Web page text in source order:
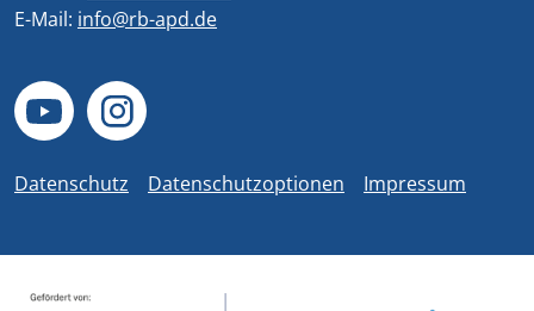
E-Mail: info@rb-apd.de
Datenschutz Datenschutzoptionen Impressum